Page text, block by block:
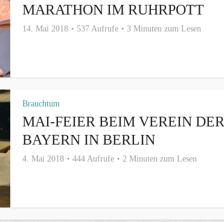
MARATHON IM RUHRPOTT
14. Mai 2018 537 Aufrufe 3 Minuten zum Lesen
Brauchtum
MAI-FEIER BEIM VEREIN DER
BAYERN IN BERLIN
4. Mai 2018 444 Aufrufe 2 Minuten zum Lesen